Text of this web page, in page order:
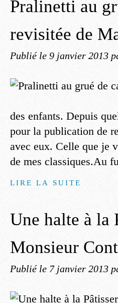
Pralinetti au
revisitée de
Publié le 9 janvier 2013
des enfants. Depuis
pour la publication de
avec eux. Celle que je
de mes classiques.Au
LIRE LA SUITE
Une halte à la
Monsieur
Publié le 7 janvier 2013